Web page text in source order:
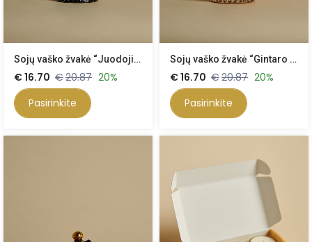
Sojų vaško žvakė “Juodoji klasika”, 500 ml
€16.70 €20.87 20%
Pasirinkite
Sojų vaško žvakė “Gintaro klasika”, 500 ml
€16.70 €20.87 20%
Pasirinkite